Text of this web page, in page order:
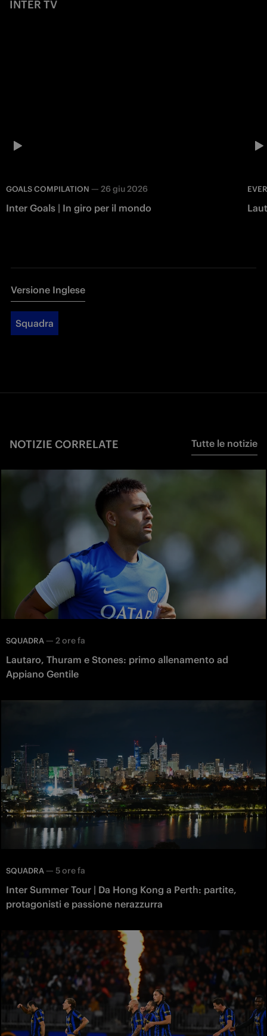
INTER TV
GOALS COMPILATION — 26 giu 2026
Inter Goals | In giro per il mondo
Versione Inglese
Squadra
NOTIZIE CORRELATE Tutte le notizie
SQUADRA — 2 ore fa
Lautaro, Thuram e Stones: primo allenamento ad
Appiano Gentile
SQUADRA — 5 ore fa
Inter Summer Tour | Da Hong Kong a Perth: partite,
protagonisti e passione nerazzurra